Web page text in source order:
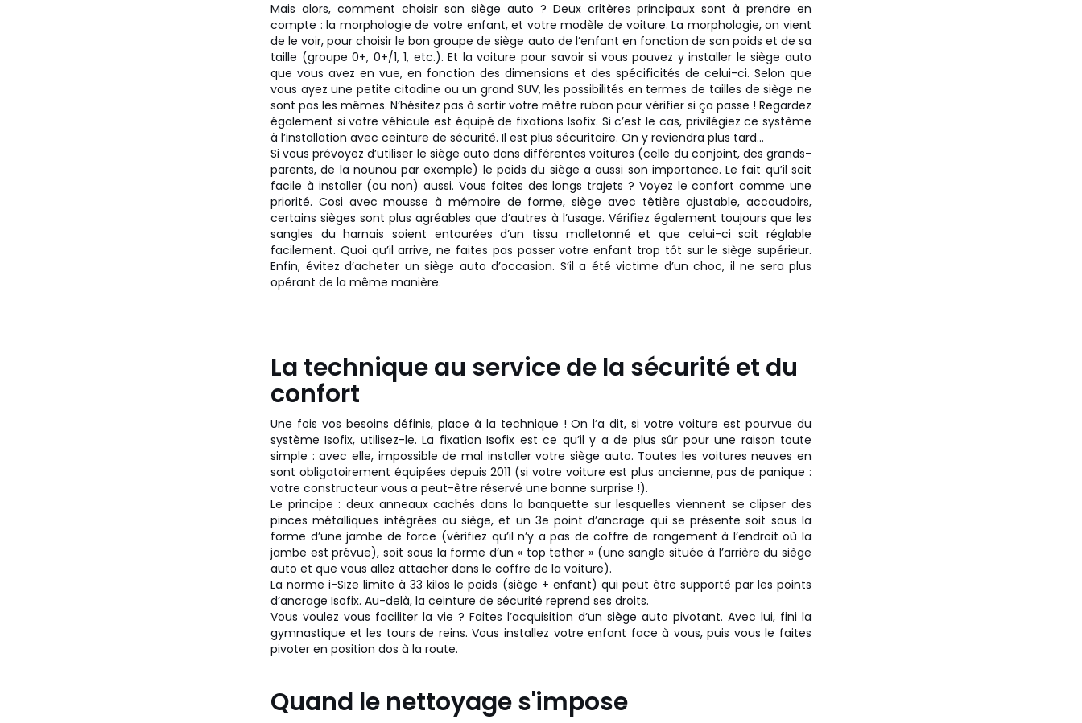
Mais alors, comment choisir son siège auto ? Deux critères principaux sont à prendre en
compte : la morphologie de votre enfant, et votre modèle de voiture. La morphologie, on vient
de le voir, pour choisir le bon groupe de siège auto de l’enfant en fonction de son poids et de sa
taille (groupe 0+, 0+/1, 1, etc.). Et la voiture pour savoir si vous pouvez y installer le siège auto
que vous avez en vue, en fonction des dimensions et des spécificités de celui-ci. Selon que
vous ayez une petite citadine ou un grand SUV, les possibilités en termes de tailles de siège ne
sont pas les mêmes. N’hésitez pas à sortir votre mètre ruban pour vérifier si ça passe ! Regardez
également si votre véhicule est équipé de fixations Isofix. Si c’est le cas, privilégiez ce système
à l’installation avec ceinture de sécurité. Il est plus sécuritaire. On y reviendra plus tard...
Si vous prévoyez d’utiliser le siège auto dans différentes voitures (celle du conjoint, des grands-
parents, de la nounou par exemple) le poids du siège a aussi son importance. Le fait qu’il soit
facile à installer (ou non) aussi. Vous faites des longs trajets ? Voyez le confort comme une
priorité. Cosi avec mousse à mémoire de forme, siège avec têtière ajustable, accoudoirs,
certains sièges sont plus agréables que d’autres à l’usage. Vérifiez également toujours que les
sangles du harnais soient entourées d’un tissu molletonné et que celui-ci soit réglable
facilement. Quoi qu’il arrive, ne faites pas passer votre enfant trop tôt sur le siège supérieur.
Enfin, évitez d’acheter un siège auto d’occasion. S’il a été victime d’un choc, il ne sera plus
opérant de la même manière.
La technique au service de la sécurité et du
confort
Une fois vos besoins définis, place à la technique ! On l’a dit, si votre voiture est pourvue du
système Isofix, utilisez-le. La fixation Isofix est ce qu’il y a de plus sûr pour une raison toute
simple : avec elle, impossible de mal installer votre siège auto. Toutes les voitures neuves en
sont obligatoirement équipées depuis 2011 (si votre voiture est plus ancienne, pas de panique :
votre constructeur vous a peut-être réservé une bonne surprise !).
Le principe : deux anneaux cachés dans la banquette sur lesquelles viennent se clipser des
pinces métalliques intégrées au siège, et un 3e point d’ancrage qui se présente soit sous la
forme d’une jambe de force (vérifiez qu’il n’y a pas de coffre de rangement à l’endroit où la
jambe est prévue), soit sous la forme d’un « top tether » (une sangle située à l’arrière du siège
auto et que vous allez attacher dans le coffre de la voiture).
La norme i-Size limite à 33 kilos le poids (siège + enfant) qui peut être supporté par les points
d’ancrage Isofix. Au-delà, la ceinture de sécurité reprend ses droits.
Vous voulez vous faciliter la vie ? Faites l’acquisition d’un siège auto pivotant. Avec lui, fini la
gymnastique et les tours de reins. Vous installez votre enfant face à vous, puis vous le faites
pivoter en position dos à la route.
Quand le nettoyage s'impose